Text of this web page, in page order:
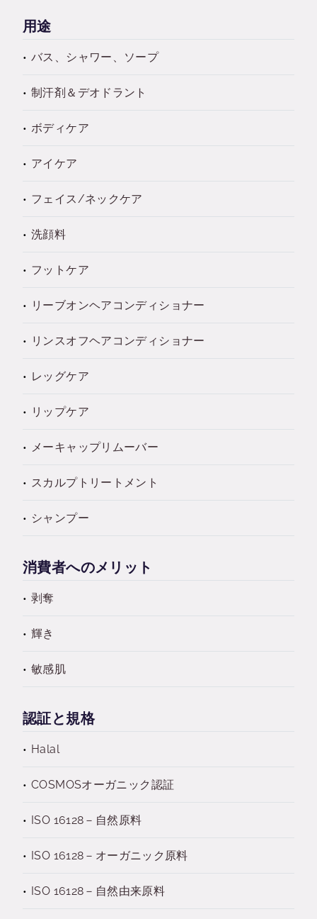
用途
バス、シャワー、ソープ
制汗剤＆デオドラント
ボディケア
アイケア
フェイス/ネックケア
洗顔料
フットケア
リーブオンヘアコンディショナー
リンスオフヘアコンディショナー
レッグケア
リップケア
メーキャップリムーバー
スカルプトリートメント
シャンプー
消費者へのメリット
剥奪
輝き
敏感肌
認証と規格
Halal
COSMOSオーガニック認証
ISO 16128－自然原料
ISO 16128－オーガニック原料
ISO 16128－自然由来原料